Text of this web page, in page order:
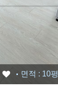
면적 : 10평